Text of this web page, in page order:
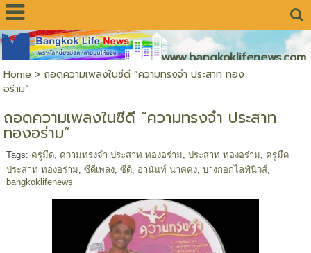
www.bangkoklifenews.com
Home > ถอดความเพลงในซีดี “ความทรงจำ ประสาท ทอง
อร่าม”
ถอดความเพลงในซีดี “ความทรงจำ ประสาท
ทองอร่าม”
Tags: ครูมืด, ความทรงจำ ประสาท ทองอร่าม ประสาท ทองอร่าม
ครูมืด
ประสาท ทองอร่าม ซีดีเพลง, ซีดี, อานันท์ นาคคง, บางกอกไลฟ์นิวส์,
bangkoklifenews